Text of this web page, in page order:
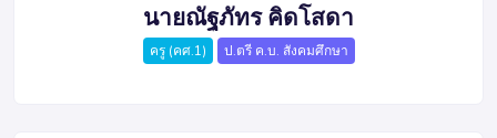
นายณัฐภัทร คิดโสดา
ครู (คศ.1) ป.ตรี ค.บ. สังคมศึกษา